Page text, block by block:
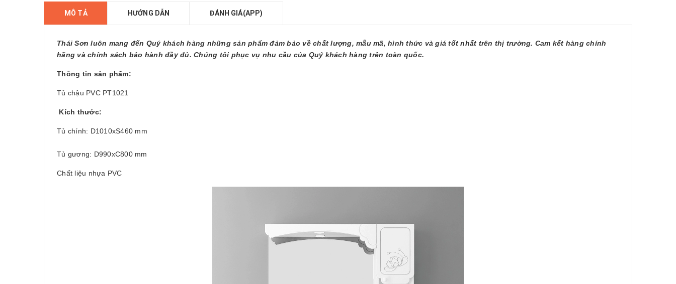
MÔ TẢ HƯỚNG DẪN ĐÁNH GIÁ(APP)
Thái Sơn luôn mang đến Quý khách hàng những sản phẩm đảm bảo về chất lượng, mẫu mã, hình thức và giá tốt nhất trên thị trường. Cam kết hàng chính
hãng và chính sách bảo hành đầy đủ. Chúng tôi phục vụ nhu cầu của Quý khách hàng trên toàn quốc.
Thông tin sản phẩm:
Tủ chậu PVC PT1021
Kích thước:
Tủ chính: D1010xS460 mm
Tủ gương: D990xC800 mm
Chất liệu nhựa PVC